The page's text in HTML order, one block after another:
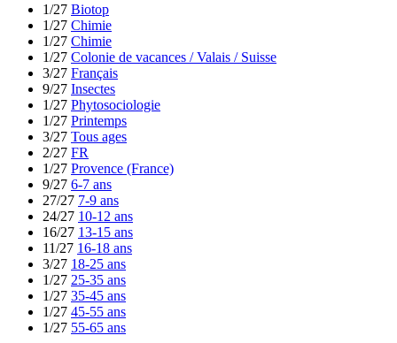
1/27 Biotop
1/27 Chimie
1/27 Chimie
1/27 Colonie de vacances / Valais / Suisse
3/27 Français
9/27 Insectes
1/27 Phytosociologie
1/27 Printemps
3/27 Tous ages
2/27 FR
1/27 Provence (France)
9/27 6-7 ans
27/27 7-9 ans
24/27 10-12 ans
16/27 13-15 ans
11/27 16-18 ans
3/27 18-25 ans
1/27 25-35 ans
1/27 35-45 ans
1/27 45-55 ans
1/27 55-65 ans